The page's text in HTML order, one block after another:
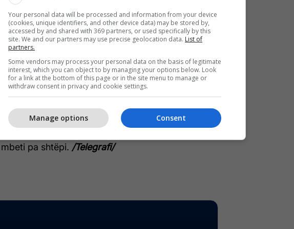
u evakuuan, rreth 10,000 ndërtesa u
vlerësohet në dhjetëra miliarda dollarë.
Adam Brody (i njohur për publikun e gjerë si
dhe gruas së tij, aktores Leighton Meester (e
e gjerë si Blair nga seriali Gossip Girl) në Los
një zjarr shkatërrues.
dollarë është djegur plotësisht, zjarri ka
dhe nga prona ka dalë tym.
pa shtëpi. /Telegrafi/
Your personal data will be processed and information from your device
(cookies, unique identifiers, and other device data) may be stored by,
accessed by and shared with 369 partners, or used specifically by this
site. We and our partners may use precise geolocation data. List of
partners.
Some vendors may process your personal data on the basis of legitimate
interest, which you can object to by managing your options below. Look
for a link at the bottom of this page or in the site menu to manage or
withdraw consent in privacy and cookie settings.
Consent
Manage options